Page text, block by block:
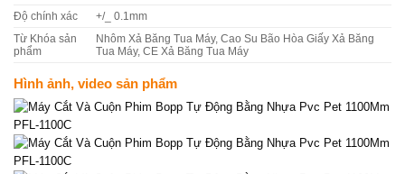
Độ chính xác +/_ 0.1mm
Từ Khóa sản
phẩm
Nhôm Xả Băng Tua Máy, Cao Su Bão Hòa Giấy Xả Băng
Tua Máy, CE Xả Băng Tua Máy
Hình ảnh, video sản phẩm